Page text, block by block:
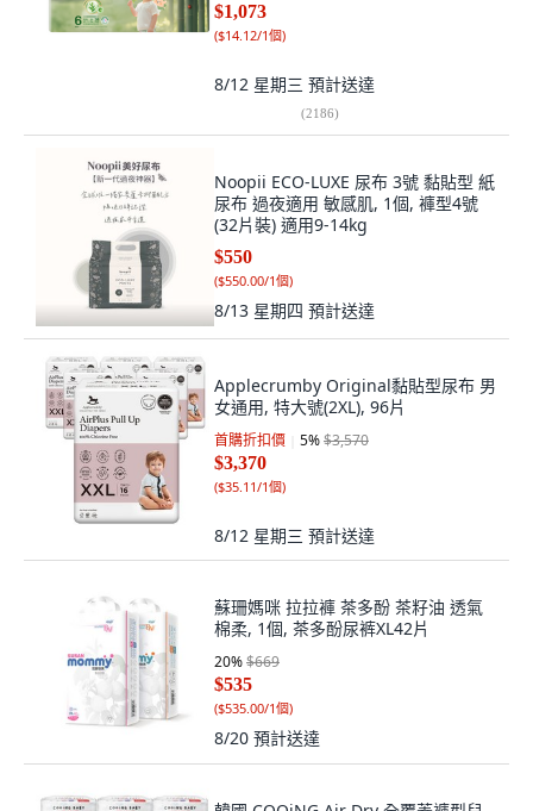
$1,073
($14.12/1個)
8/12 星期三 預計送達
(2186)
Noopii ECO-LUXE 尿布 3號 黏貼型 紙
尿布 過夜適用 敏感肌, 1個, 褲型4號
(32片裝) 適用9-14kg
$550
($550.00/1個)
8/13 星期四 預計送達
Applecrumby Original黏貼型尿布 男
女通用, 特大號(2XL), 96片
首購折扣價 5%$3,570
$3,370
($35.11/1個)
8/12 星期三 預計送達
蘇珊媽咪 拉拉褲 茶多酚 茶籽油 透氣
棉柔, 1個, 茶多酚尿裤XL42片
20%$669
$535
($535.00/1個)
8/20 預計送達